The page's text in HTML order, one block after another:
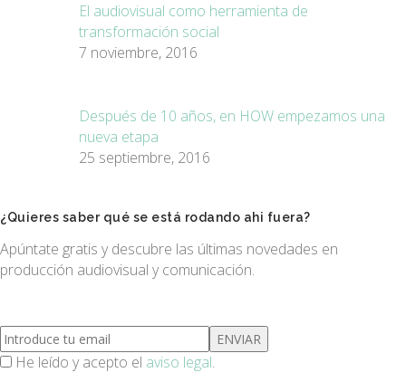
El audiovisual como herramienta de
transformación social
7 noviembre, 2016
Después de 10 años, en HOW empezamos una
nueva etapa
25 septiembre, 2016
¿Quieres saber qué se está rodando ahi fuera?
Apúntate gratis y descubre las últimas novedades en
producción audiovisual y comunicación.
He leído y acepto el aviso legal.